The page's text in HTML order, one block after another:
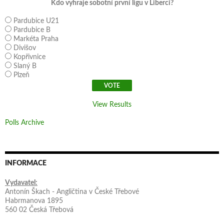
Kdo vyhraje sobotní první ligu v Liberci?
Pardubice U21
Pardubice B
Markéta Praha
Divišov
Kopřivnice
Slaný B
Plzeň
View Results
Polls Archive
INFORMACE
Vydavatel:
Antonín Škach - Angličtina v České Třebové
Habrmanova 1895
560 02 Česká Třebová